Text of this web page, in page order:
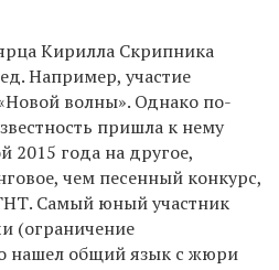
Кирилла Скрипника
Например, участие
волны». Однако по-
пришла к нему
2015 года на другое,
чем песенный конкурс,
Самый юный участник
(ограничение
нашел общий язык с жюри